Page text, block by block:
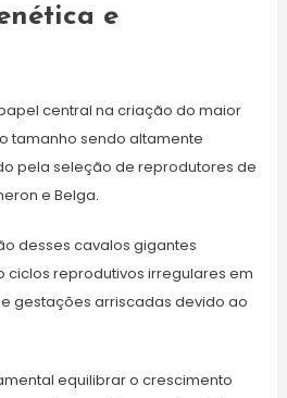
e
central na criação do maior
tamanho sendo altamente
pela seleção de reprodutores de
e Belga.
desses cavalos gigantes
ciclos reprodutivos irregulares em
gestações arriscadas devido ao
equilibrar o crescimento